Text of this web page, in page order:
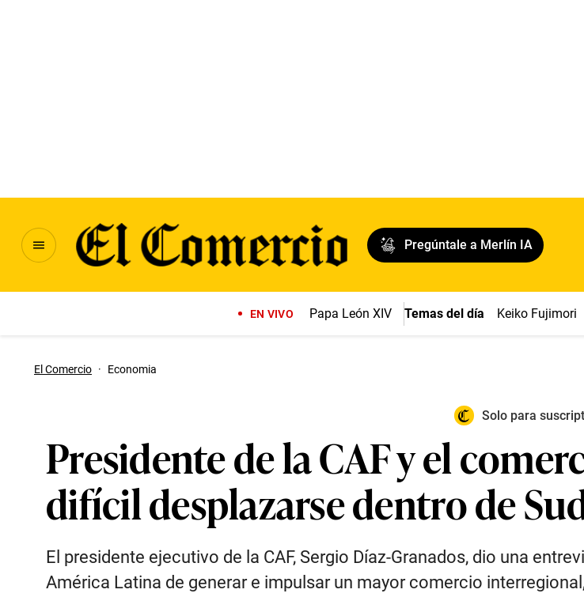
Pregúntale a Merlín IA
EN VIVO Papa León XIV Temas del día Keiko Fujimori
El Comercio · Economia
Solo para
Presidente de la CAF y el
difícil desplazarse dentro de
El presidente ejecutivo de la CAF, Sergio Díaz-Granados, dio una
América Latina de generar e impulsar un mayor comercio